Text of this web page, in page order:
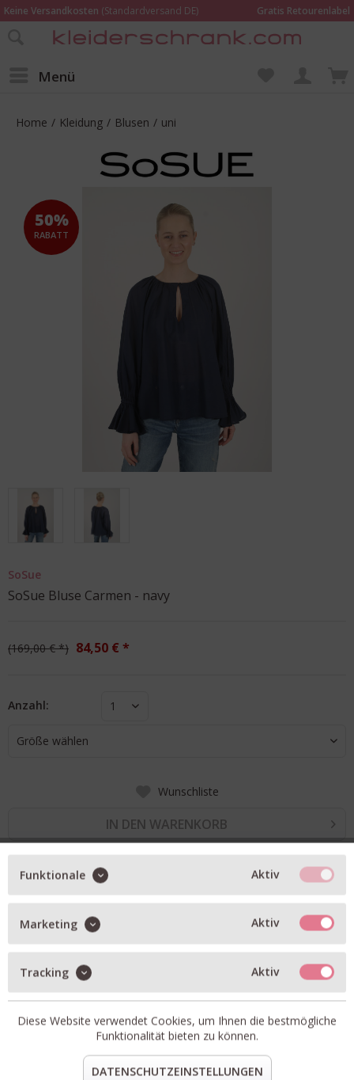
Keine Versandkosten (Standardversand DE)
Gratis Retourenlabel
Online bestellen – im Geschäft in Kempen anprobieren und beraten lassen
Menü
Home / Kleidung / Blusen / uni
50%
RABATT
SoSue
SoSue Bluse Carmen - navy
169,00 € * 84,50 € *
Anzahl: 1
Größe wählen
Wunschliste
IN DEN WARENKORB
BESCHREIBUNG
leicht transparent
weiter Ärmel mit Volant am Ärmel-Abschluss
abgerundeter Saum
MS1205-NAVY
Material:
Funktionale Aktiv
Marketing Aktiv
Tracking Aktiv
Diese Website verwendet Cookies, um Ihnen die bestmögliche
Funktionalität bieten zu können.
DATENSCHUTZEINSTELLUNGEN